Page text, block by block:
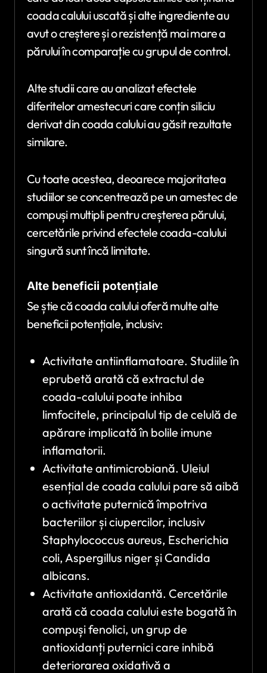
coada calului uscată și alte ingrediente au
avut o creștere și o rezistență mai mare a
părului în comparație cu grupul de control.
Alte studii care au analizat efectele
diferitelor amestecuri care conțin siliciu
derivat din coada calului au găsit rezultate
similare.
Cu toate acestea, deoarece majoritatea
studiilor se concentrează pe un amestec de
compuși multipli pentru creșterea părului,
cercetările privind efectele coada-calului
singură sunt încă limitate.
Alte beneficii potențiale
Se știe că coada calului oferă multe alte
beneficii potențiale, inclusiv:
Activitate antiinflamatoare. Studiile în
eprubetă arată că extractul de
coada-calului poate inhiba
limfocitele, principalul tip de celulă de
apărare implicată în bolile imune
inflamatorii.
Activitate antimicrobiană. Uleiul
esențial de coada calului pare să aibă
o activitate puternică împotriva
bacteriilor și ciupercilor, inclusiv
Staphylococcus aureus, Escherichia
coli, Aspergillus niger și Candida
albicans.
Activitate antioxidantă. Cercetările
arată că coada calului este bogată în
compuși fenolici, un grup de
antioxidanți puternici care inhibă
deteriorarea oxidativă a